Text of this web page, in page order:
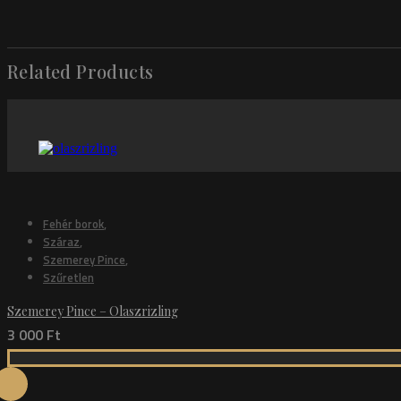
Related Products
Fehér borok,
Száraz,
Szemerey Pince,
Szűretlen
Szemerey Pince – Olaszrizling
3 000 Ft